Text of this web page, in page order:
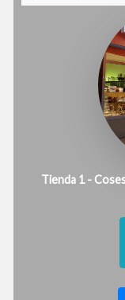
Tienda 1 -